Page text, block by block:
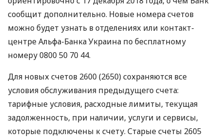
сообщит дополнительно. Новые номера счетов
можно будет узнать в отделениях или контакт-
центре Альфа-Банка Украина по бесплатному
номеру 0800 50 70 44.
Для новых счетов 2600 (2650) сохраняются все
условия обслуживания предыдущего счета:
тарифные условия, расходные лимиты, текущая
задолженность, при наличии, услуги и сервисы,
которые подключены к счету. Старые счеты 2605